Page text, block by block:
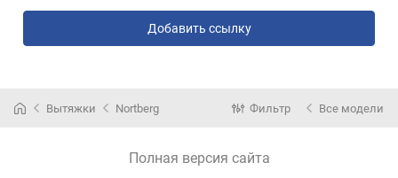
Добавить ссылку
Вытяжки Nortberg Фильтр Все модели
Полная версия сайта